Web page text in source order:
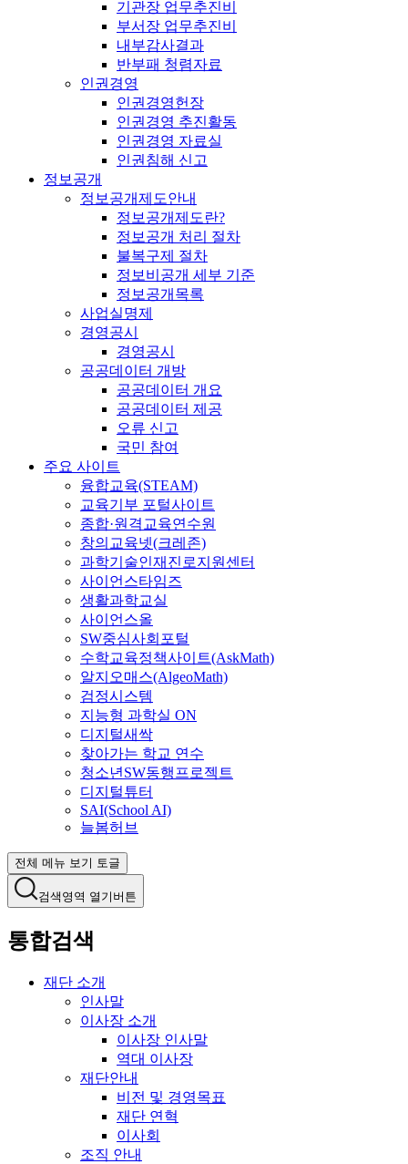
기관장 업무추진비
부서장 업무추진비
내부감사결과
반부패 청렴자료
인권경영
인권경영헌장
인권경영 추진활동
인권경영 자료실
인권침해 신고
정보공개
정보공개제도안내
정보공개제도란?
정보공개 처리 절차
불복구제 절차
정보비공개 세부 기준
정보공개목록
사업실명제
경영공시
경영공시
공공데이터 개방
공공데이터 개요
공공데이터 제공
오류 신고
국민 참여
주요 사이트
융합교육(STEAM)
교육기부 포털사이트
종합·원격교육연수원
창의교육넷(크레존)
과학기술인재진로지원센터
사이언스타임즈
생활과학교실
사이언스올
SW중심사회포털
수학교육정책사이트(AskMath)
알지오매스(AlgeoMath)
검정시스템
지능형 과학실 ON
디지털새싹
찾아가는 학교 연수
청소년SW동행프로젝트
디지털튜터
SAI(School AI)
늘봄허브
전체 메뉴 보기 토글
검색영역 열기버튼
통합검색
재단 소개
인사말
이사장 소개
이사장 인사말
역대 이사장
재단안내
비전 및 경영목표
재단 연혁
이사회
조직 안내